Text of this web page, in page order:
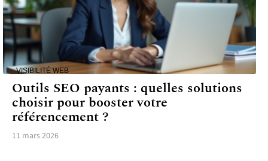
VISIBILITÉ WEB
Outils SEO payants : quelles solutions
choisir pour booster votre
référencement ?
11 mars 2026